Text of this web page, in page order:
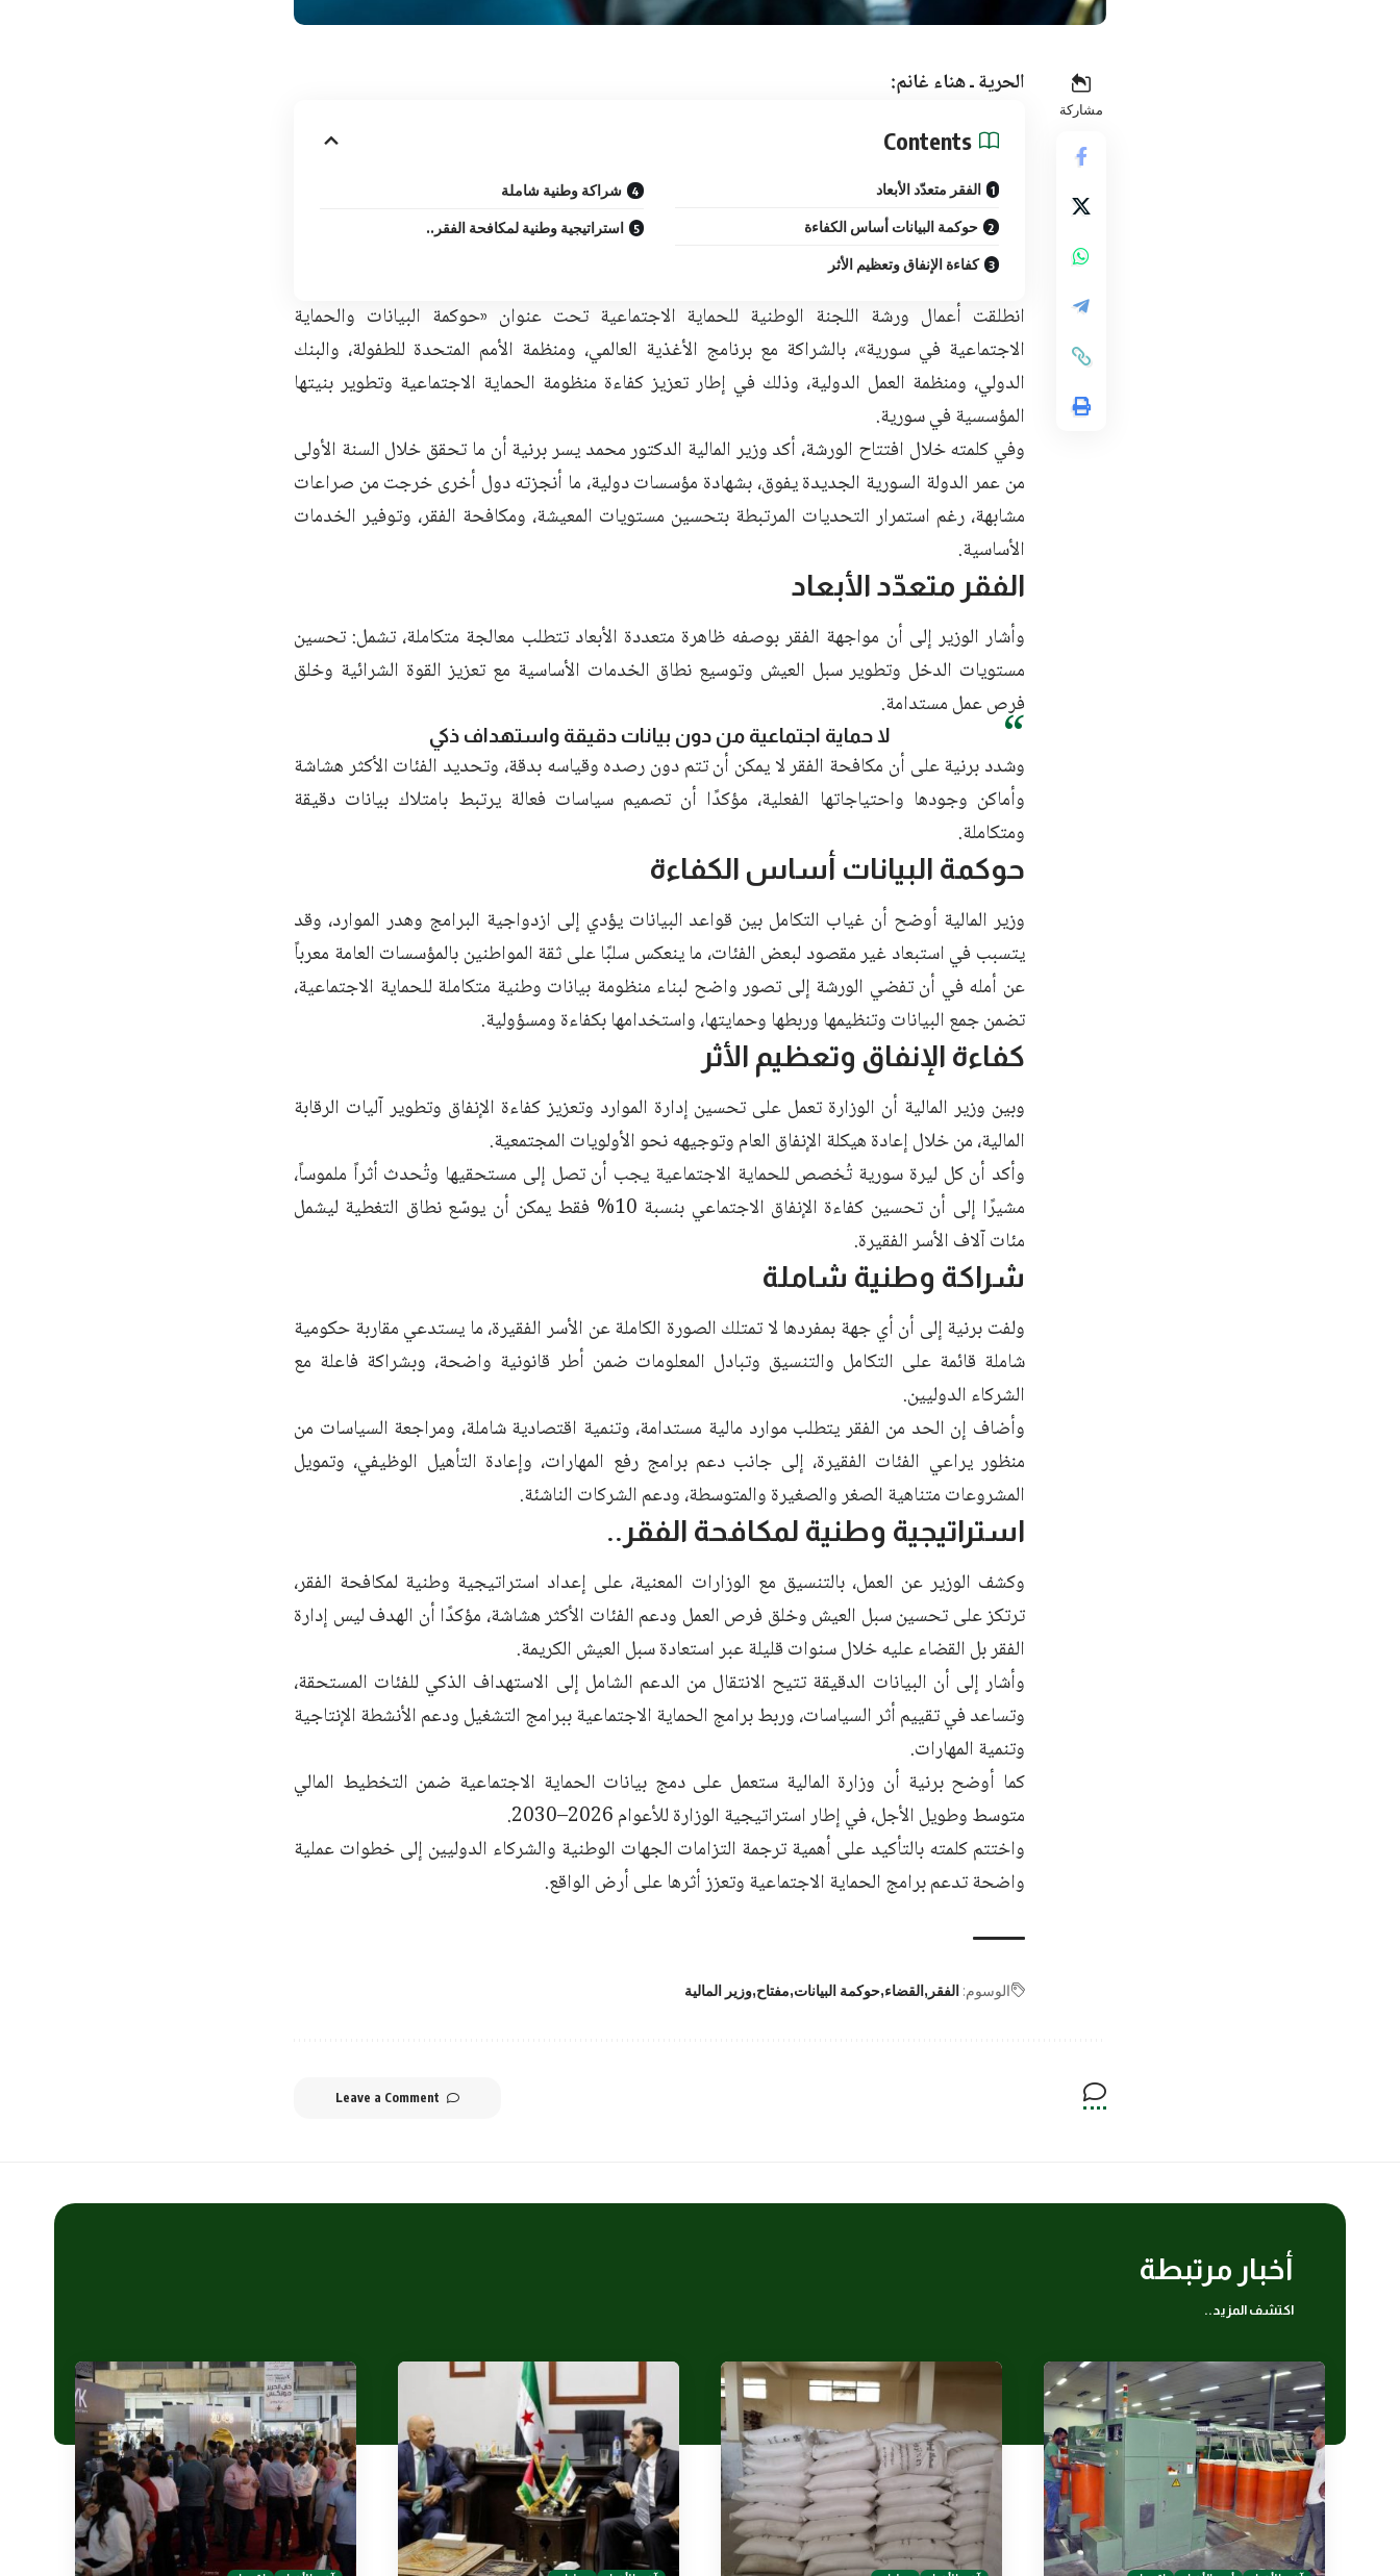
مشاركة
الحرية ـ هناء غانم:
Contents
الفقر متعدّد الأبعاد
حوكمة البيانات أساس الكفاءة
كفاءة الإنفاق وتعظيم الأثر
شراكة وطنية شاملة
استراتيجية وطنية لمكافحة الفقر..
انطلقت أعمال ورشة اللجنة الوطنية للحماية الاجتماعية تحت عنوان «حوكمة البيانات والحماية
الاجتماعية في سورية»، بالشراكة مع برنامج الأغذية العالمي، ومنظمة الأمم المتحدة للطفولة، والبنك
الدولي، ومنظمة العمل الدولية، وذلك في إطار تعزيز كفاءة منظومة الحماية الاجتماعية وتطوير بنيتها
المؤسسية في سورية.
وفي كلمته خلال افتتاح الورشة، أكد وزير المالية الدكتور محمد يسر برنية أن ما تحقق خلال السنة الأولى
من عمر الدولة السورية الجديدة يفوق، بشهادة مؤسسات دولية، ما أنجزته دول أخرى خرجت من صراعات
مشابهة، رغم استمرار التحديات المرتبطة بتحسين مستويات المعيشة، ومكافحة الفقر، وتوفير الخدمات
الأساسية.
الفقر متعدّد الأبعاد
وأشار الوزير إلى أن مواجهة الفقر بوصفه ظاهرة متعددة الأبعاد تتطلب معالجة متكاملة، تشمل: تحسين
مستويات الدخل وتطوير سبل العيش وتوسيع نطاق الخدمات الأساسية مع تعزيز القوة الشرائية وخلق
فرص عمل مستدامة.
لا حماية اجتماعية من دون بيانات دقيقة واستهداف ذكي
وشدد برنية على أن مكافحة الفقر لا يمكن أن تتم دون رصده وقياسه بدقة، وتحديد الفئات الأكثر هشاشة
وأماكن وجودها واحتياجاتها الفعلية، مؤكدًا أن تصميم سياسات فعالة يرتبط بامتلاك بيانات دقيقة
ومتكاملة.
حوكمة البيانات أساس الكفاءة
وزير المالية أوضح أن غياب التكامل بين قواعد البيانات يؤدي إلى ازدواجية البرامج وهدر الموارد، وقد
يتسبب في استبعاد غير مقصود لبعض الفئات، ما ينعكس سلبًا على ثقة المواطنين بالمؤسسات العامة معرباً
عن أمله في أن تفضي الورشة إلى تصور واضح لبناء منظومة بيانات وطنية متكاملة للحماية الاجتماعية،
تضمن جمع البيانات وتنظيمها وربطها وحمايتها، واستخدامها بكفاءة ومسؤولية.
كفاءة الإنفاق وتعظيم الأثر
وبين وزير المالية أن الوزارة تعمل على تحسين إدارة الموارد وتعزيز كفاءة الإنفاق وتطوير آليات الرقابة
المالية، من خلال إعادة هيكلة الإنفاق العام وتوجيهه نحو الأولويات المجتمعية.
وأكد أن كل ليرة سورية تُخصص للحماية الاجتماعية يجب أن تصل إلى مستحقيها وتُحدث أثراً ملموساً،
مشيرًا إلى أن تحسين كفاءة الإنفاق الاجتماعي بنسبة 10% فقط يمكن أن يوسّع نطاق التغطية ليشمل
مئات آلاف الأسر الفقيرة.
شراكة وطنية شاملة
ولفت برنية إلى أن أي جهة بمفردها لا تمتلك الصورة الكاملة عن الأسر الفقيرة، ما يستدعي مقاربة حكومية
شاملة قائمة على التكامل والتنسيق وتبادل المعلومات ضمن أطر قانونية واضحة، وبشراكة فاعلة مع
الشركاء الدوليين.
وأضاف إن الحد من الفقر يتطلب موارد مالية مستدامة، وتنمية اقتصادية شاملة، ومراجعة السياسات من
منظور يراعي الفئات الفقيرة، إلى جانب دعم برامج رفع المهارات، وإعادة التأهيل الوظيفي، وتمويل
المشروعات متناهية الصغر والصغيرة والمتوسطة، ودعم الشركات الناشئة.
استراتيجية وطنية لمكافحة الفقر..
وكشف الوزير عن العمل، بالتنسيق مع الوزارات المعنية، على إعداد استراتيجية وطنية لمكافحة الفقر،
ترتكز على تحسين سبل العيش وخلق فرص العمل ودعم الفئات الأكثر هشاشة، مؤكدًا أن الهدف ليس إدارة
الفقر بل القضاء عليه خلال سنوات قليلة عبر استعادة سبل العيش الكريمة.
وأشار إلى أن البيانات الدقيقة تتيح الانتقال من الدعم الشامل إلى الاستهداف الذكي للفئات المستحقة،
وتساعد في تقييم أثر السياسات، وربط برامج الحماية الاجتماعية ببرامج التشغيل ودعم الأنشطة الإنتاجية
وتنمية المهارات.
كما أوضح برنية أن وزارة المالية ستعمل على دمج بيانات الحماية الاجتماعية ضمن التخطيط المالي
متوسط وطويل الأجل، في إطار استراتيجية الوزارة للأعوام 2026–2030.
واختتم كلمته بالتأكيد على أهمية ترجمة التزامات الجهات الوطنية والشركاء الدوليين إلى خطوات عملية
واضحة تدعم برامج الحماية الاجتماعية وتعزز أثرها على أرض الواقع.
الوسوم: الفقر القضاء حوكمة البيانات مفتاح وزير المالية
Leave a Comment
أخبار مرتبطة
اكتشف المزيد..